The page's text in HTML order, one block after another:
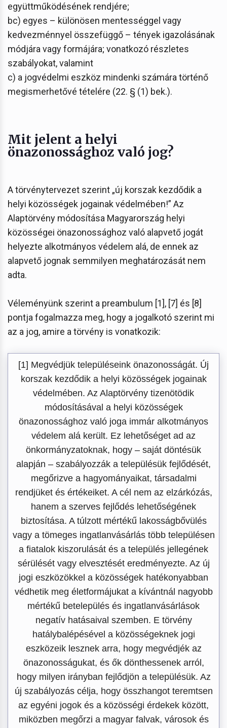
együttműködésének rendjére;
bc) egyes – különösen mentességgel vagy
kedvezménnyel összefüggő – tények igazolásának
módjára vagy formájára; vonatkozó részletes
szabályokat, valamint
c) a jogvédelmi eszköz mindenki számára történő
megismerhetővé tételére (22. § (1) bek.).
Mit jelent a helyi
önazonossághoz való jog?
A törvénytervezet szerint „új korszak kezdődik a
helyi közösségek jogainak védelmében!” Az
Alaptörvény módosítása Magyarország helyi
közösségei önazonossághoz való alapvető jogát
helyezte alkotmányos védelem alá, de ennek az
alapvető jognak semmilyen meghatározását nem
adta.
Véleményünk szerint a preambulum [1], [7] és [8]
pontja fogalmazza meg, hogy a jogalkotó szerint mi
az a jog, amire a törvény is vonatkozik:
[1] Megvédjük településeink önazonosságát. Új
korszak kezdődik a helyi közösségek jogainak
védelmében. Az Alaptörvény tizenötödik
módosításával a helyi közösségek
önazonossághoz való joga immár alkotmányos
védelem alá került. Ez lehetőséget ad az
önkormányzatoknak, hogy – saját döntésük
alapján – szabályozzák a településük fejlődését,
megőrizve a hagyományaikat, társadalmi
rendjüket és értékeiket. A cél nem az elzárkózás,
hanem a szerves fejlődés lehetőségének
biztosítása. A túlzott mértékű lakosságbővülés
vagy a tömeges ingatlanvásárlás több településen
a fiatalok kiszorulását és a település jellegének
sérülését vagy elvesztését eredményezte. Az új
jogi eszközökkel a közösségek hatékonyabban
védhetik meg életformájukat a kívántnál nagyobb
mértékű betelepülés és ingatlanvásárlások
negatív hatásaival szemben. E törvény
hatálybalépésével a közösségeknek jogi
eszközeik lesznek arra, hogy megvédjék az
önazonosságukat, és ők dönthessenek arról,
hogy milyen irányban fejlődjön a településük. Az
új szabályozás célja, hogy összhangot teremtsen
az egyéni jogok és a közösségi érdekek között,
miközben megőrzi a magyar falvak, városok és